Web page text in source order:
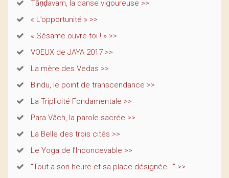
Tāṇḍavam, la danse vigoureuse >>
« L’opportunité » >>
« Sésame ouvre-toi ! » >>
VOEUX de JAYA 2017 >>
La mère des Vedas >>
Bindu, le point de transcendance >>
La Triplicité Fondamentale >>
Para Vâch, la parole sacrée >>
La Belle des trois cités >>
Le Yoga de l’Inconcevable >>
"Tout a son heure et sa place désignée..." >>